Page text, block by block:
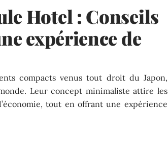
Hotel : Conseils
expérience de
compacts venus tout droit du Japon,
Leur concept minimaliste attire les
tout en offrant une expérience